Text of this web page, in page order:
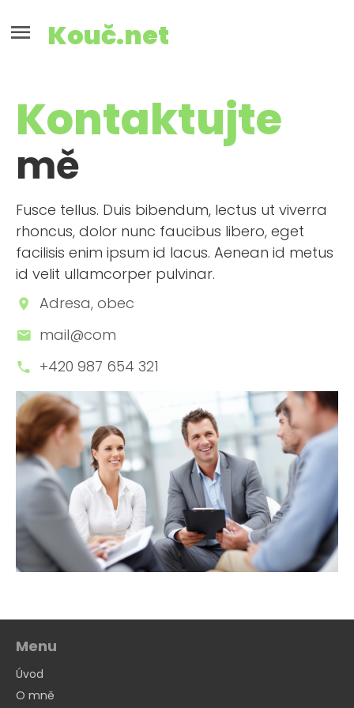
Kouč.net
Kontaktujte
mě
Fusce tellus. Duis bibendum, lectus ut viverra
rhoncus, dolor nunc faucibus libero, eget
facilisis enim ipsum id lacus. Aenean id metus
id velit ullamcorper pulvinar.
Adresa, obec
mail@com
+420 987 654 321
Menu
Úvod
O mně